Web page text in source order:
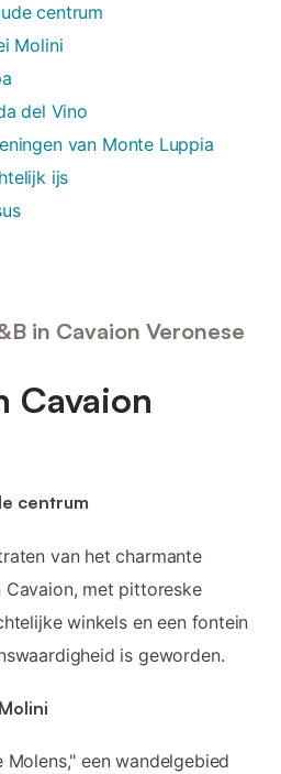
centrum
Molini
del Vino
van Monte Luppia
ijs
in Cavaion Veronese
Cavaion
centrum
van het charmante
met pittoreske
winkels en een fontein
is geworden.
een wandelgebied